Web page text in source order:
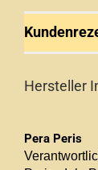
Hersteller
Pera Peris